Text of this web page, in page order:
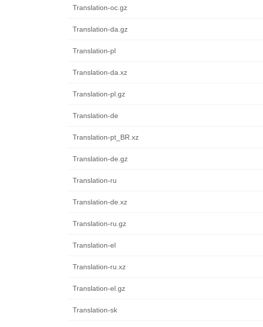
Translation-oc.gz
Translation-da.gz
Translation-pl
Translation-da.xz
Translation-pl.gz
Translation-de
Translation-pt_BR.xz
Translation-de.gz
Translation-ru
Translation-de.xz
Translation-ru.gz
Translation-el
Translation-ru.xz
Translation-el.gz
Translation-sk